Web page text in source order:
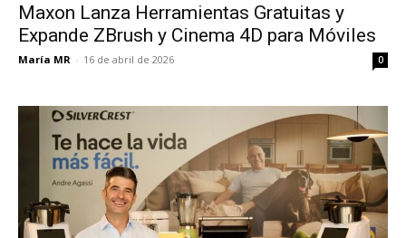
Maxon Lanza Herramientas Gratuitas y
Expande ZBrush y Cinema 4D para Móviles
María MR - 16 de abril de 2026 0